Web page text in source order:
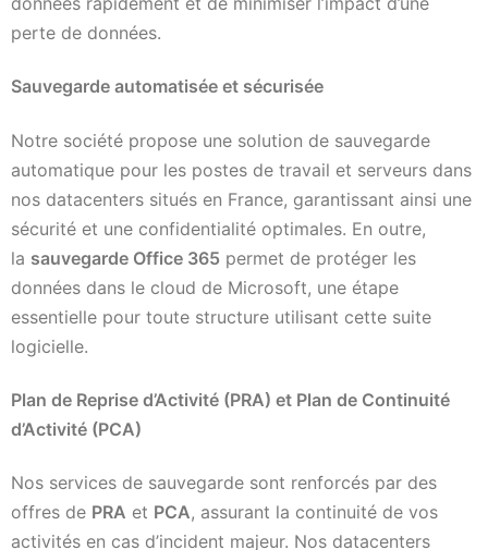
perte de données.
Sauvegarde automatisée et sécurisée
Notre société propose une solution de sauvegarde
automatique pour les postes de travail et serveurs dans
nos datacenters situés en France, garantissant ainsi une
sécurité et une confidentialité optimales. En outre,
la sauvegarde Office 365 permet de protéger les
données dans le cloud de Microsoft, une étape
essentielle pour toute structure utilisant cette suite
logicielle.
Plan de Reprise d’Activité (PRA) et Plan de Continuité
d’Activité (PCA)
Nos services de sauvegarde sont renforcés par des
offres de PRA et PCA, assurant la continuité de vos
activités en cas d’incident majeur. Nos datacenters